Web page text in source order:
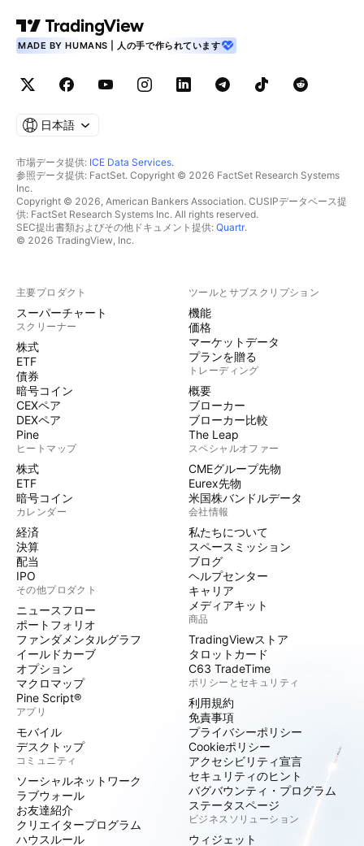
MADE BY HUMANS | 人の手で作られています
日本語
市場データ提供: ICE Data Services.
参照データ提供: FactSet. Copyright © 2026 FactSet Research Systems
Inc.
Copyright © 2026, American Bankers Association. CUSIPデータベース提
供: FactSet Research Systems Inc. All rights reserved.
SEC提出書類およびその他ドキュメント提供: Quartr.
© 2026 TradingView, Inc.
主要プロダクト
スーパーチャート
スクリーナー
株式
ETF
債券
暗号コイン
CEXペア
DEXペア
Pine
ヒートマップ
株式
ETF
暗号コイン
カレンダー
経済
決算
配当
IPO
その他プロダクト
ニュースフロー
ポートフォリオ
ファンダメンタルグラフ
イールドカーブ
オプション
マクロマップ
Pine Script®
アプリ
モバイル
デスクトップ
コミュニティ
ソーシャルネットワーク
ラブウォール
お友達紹介
クリエイタープログラム
ハウスルール
ツールとサブスクリプション
機能
価格
マーケットデータ
プランを贈る
トレーディング
概要
ブローカー
ブローカー比較
The Leap
スペシャルオファー
CMEグループ先物
Eurex先物
米国株バンドルデータ
会社情報
私たちについて
スペースミッション
ブログ
ヘルプセンター
キャリア
メディアキット
商品
TradingViewストア
タロットカード
C63 TradeTime
ポリシーとセキュリティ
利用規約
免責事項
プライバシーポリシー
Cookieポリシー
アクセシビリティ宣言
セキュリティのヒント
バグバウンティ・プログラム
ステータスページ
ビジネスソリューション
ウィジェット